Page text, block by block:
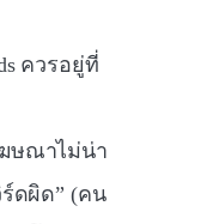
ควรอยู่ที่
ษณาไม่น่า
ร์ดผิด” (คน